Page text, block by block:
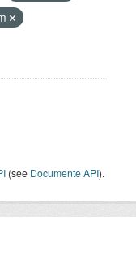
(see Documente API).